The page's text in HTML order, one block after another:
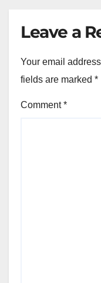
Leave a
Your email
fields are marked *
Comment*